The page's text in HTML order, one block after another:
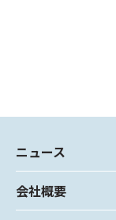
ニュース
会社概要